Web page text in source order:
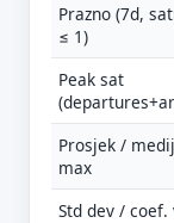
Prazno (7d,
≤ 1)
Peak sat
Prosjek /
max
Std dev / coef.